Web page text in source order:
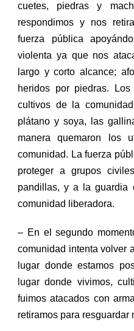
cuetes, piedras y
respondimos y nos
fuerza pública
violenta ya que nos
largo y corto alcance;
heridos por piedras.
cultivos de la
plátano y soya, las
manera quemaron los
comunidad. La fuerza
proteger a grupos
pandillas, y a la guardia
comunidad liberadora.
– En el segundo
comunidad intenta volver
lugar donde estamos
lugar donde vivimos,
fuimos atacados con
retiramos para resguardar